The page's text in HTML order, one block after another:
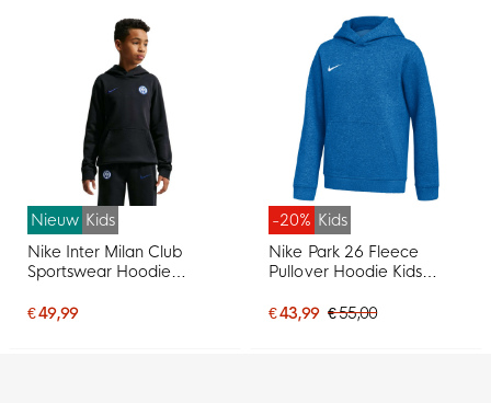
Nieuw Kids
Nike Inter Milan Club
Sportswear Hoodie
Donkerblauw
€ 49,99
-20% Kids
Nike Park 26 Fleece
Pullover Hoodie Kids
€ 43,99 € 55,00